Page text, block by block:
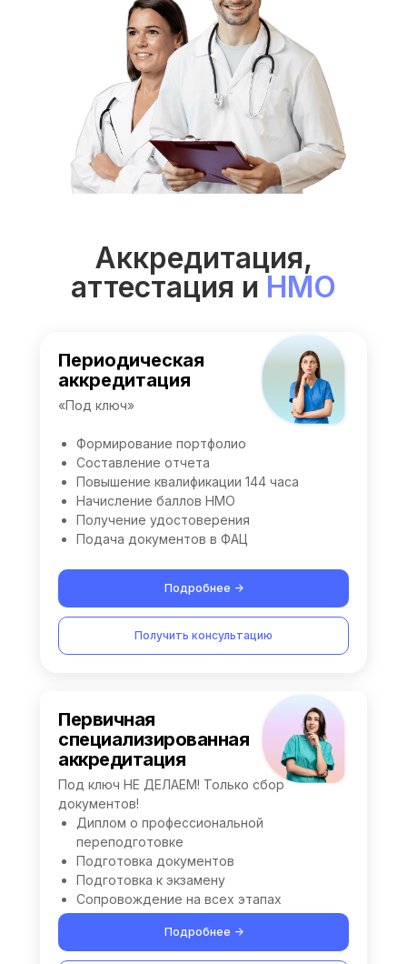
Аккредитация,
аттестация и НМО
Первичная
специализированная
аккредитация
Под ключ НЕ ДЕЛАЕМ! Только сбор
документов!
Диплом о профессиональной
переподготовке
Подготовка документов
Подготовка к экзамену
Сопровождение на всех этапах
Подробнее ->
Периодическая
аккредитация
«Под ключ»
Формирование портфолио
Составление отчета
Повышение квалификации 144 часа
Начисление баллов НМО
Получение удостоверения
Подача документов в ФАЦ
Подробнее ->
Получить консультацию